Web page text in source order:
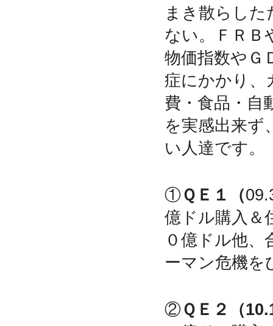
まき散らし
ない。ＦＲＢ
物価指数やＧ
症にかかり、
費・食品・自
を実感出来ず
い人達です。
①ＱＥ１（
億ドル購入＆
０億ドル他、
ーマン危機を
②ＱＥ２（